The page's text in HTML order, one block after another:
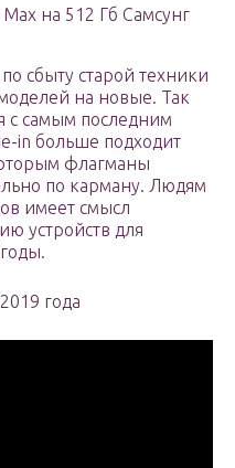
на 512 Гб Самсунг
сбыту старой техники
на новые. Так
с самым последним
in больше подходит
флагманы
по карману. Людям
имеет смысл
устройств для
года